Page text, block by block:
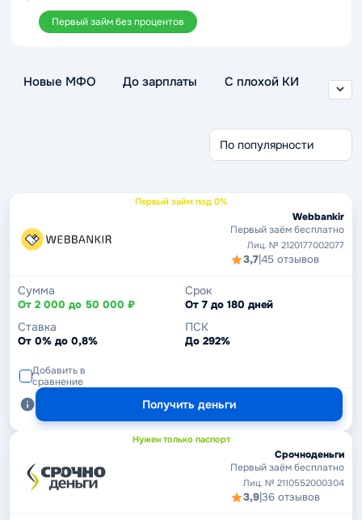
оформить его тогда, когда деньги нужны срочно.
Первый займ без процентов
Новые МФО До зарплаты С плохой КИ
Срочные займы
Первый займ под 0%
Webbankir
Первый заём бесплатно
Лиц. № 2120177002077
3,7|45 отзывов
Сумма
От 2 000 до 50 000 ₽
Срок
От 7 до 180 дней
Ставка
От 0% до 0,8%
ПСК
До 292%
Добавить в
сравнение
Получить деньги
Нужен только паспорт
Срочноденьги
Первый заём бесплатно
Лиц. № 2110552000304
3,9|36 отзывов